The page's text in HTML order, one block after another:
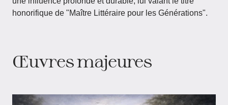
honorifique de "Maître Littéraire pour les Générations".
Œuvres majeures